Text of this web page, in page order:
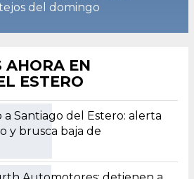
del domingo
AHORA EN
ESTERO
a Santiago del Estero: alerta
y brusca baja de